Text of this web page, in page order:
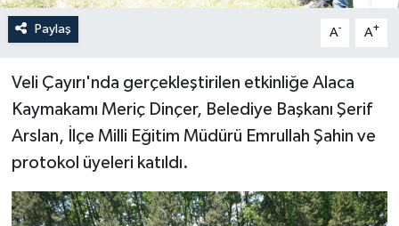
Paylaş A- A+
Veli Çayırı'nda gerçekleştirilen etkinliğe Alaca
Kaymakamı Meriç Dinçer, Belediye Başkanı Şerif
Arslan, İlçe Milli Eğitim Müdürü Emrullah Şahin ve
protokol üyeleri katıldı.